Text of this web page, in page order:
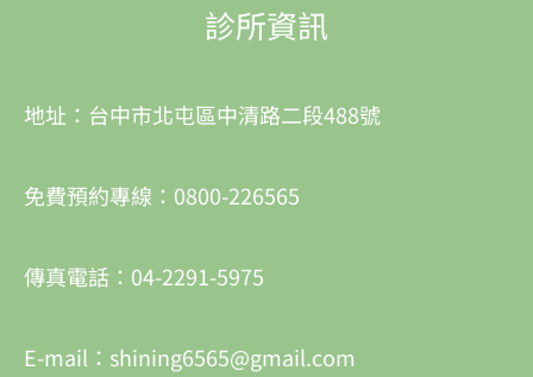
診所資訊
地址：台中市北屯區中清路二段488號
免費預約專線：0800-226565
傳真電話：04-2291-5975
E-mail：shining6565@gmail.com